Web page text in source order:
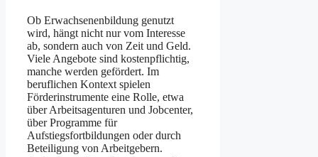
Ob Erwachsenenbildung genutzt
wird, hängt nicht nur vom Interesse
ab, sondern auch von Zeit und Geld.
Viele Angebote sind kostenpflichtig,
manche werden gefördert. Im
beruflichen Kontext spielen
Förderinstrumente eine Rolle, etwa
über Arbeitsagenturen und Jobcenter,
über Programme für
Aufstiegsfortbildungen oder durch
Beteiligung von Arbeitgebern.